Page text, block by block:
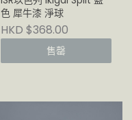
色 犀牛漆 淨球
HKD $368.00
售罄